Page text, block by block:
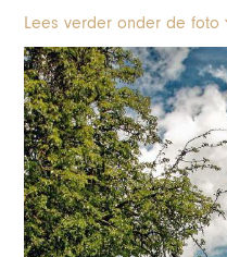
Lees verder onder de foto